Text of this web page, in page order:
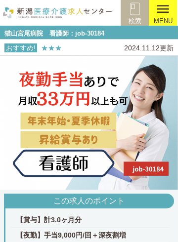
検索
menu
MENU
猫山宮尾病院 看護師：job-30184
おすすめ! ★★★ 2024.11.12更新
この求人のポイント
【賞与】計3.0ヶ月分
【夜勤】手当9,000円/回＋深夜割増